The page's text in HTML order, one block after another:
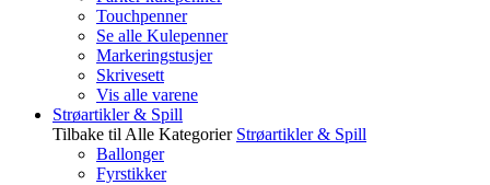
Touchpenner
Se alle Kulepenner
Markeringstusjer
Skrivesett
Vis alle varene
Strøartikler & Spill
Tilbake til Alle Kategorier Strøartikler & Spill
Ballonger
Fyrstikker